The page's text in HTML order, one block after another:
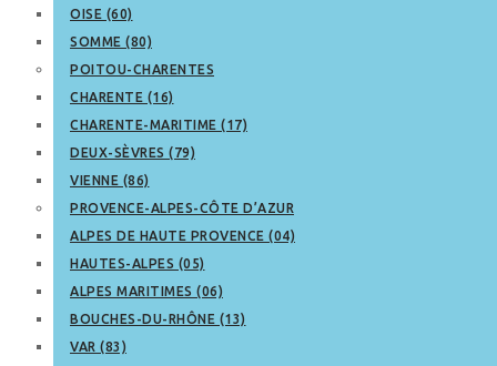
OISE (60)
SOMME (80)
POITOU-CHARENTES
CHARENTE (16)
CHARENTE-MARITIME (17)
DEUX-SÈVRES (79)
VIENNE (86)
PROVENCE-ALPES-CÔTE D’AZUR
ALPES DE HAUTE PROVENCE (04)
HAUTES-ALPES (05)
ALPES MARITIMES (06)
BOUCHES-DU-RHÔNE (13)
VAR (83)